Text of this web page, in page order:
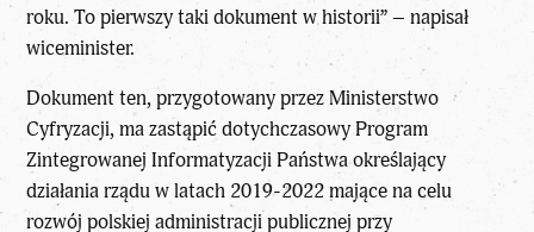
roku. To pierwszy taki dokument w historii” – napisał
wiceminister.
Dokument ten, przygotowany przez Ministerstwo
Cyfryzacji, ma zastąpić dotychczasowy Program
Zintegrowanej Informatyzacji Państwa określający
działania rządu w latach 2019-2022 mające na celu
rozwój polskiej administracji publicznej przy